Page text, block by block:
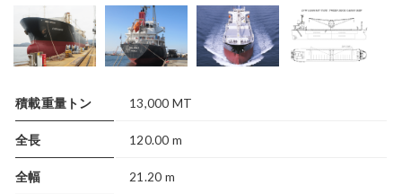
積載重量トン 13,000 MT
全長 120.00 m
全幅 21.20 m